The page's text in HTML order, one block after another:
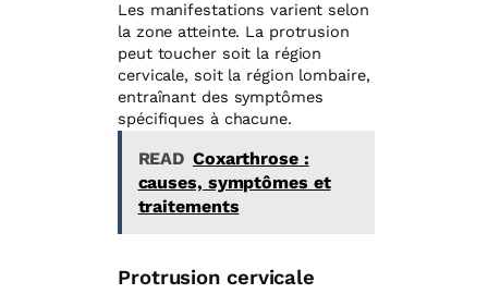
Les manifestations varient selon
la zone atteinte. La protrusion
peut toucher soit la région
cervicale, soit la région lombaire,
entraînant des symptômes
spécifiques à chacune.
READ Coxarthrose :
causes, symptômes et
traitements
Protrusion cervicale